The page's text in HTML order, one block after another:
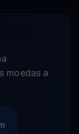
moedas a